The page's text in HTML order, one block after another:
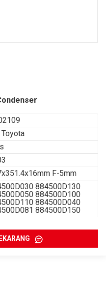
Toyota
F-5mm
884500D130
884500D100
884500D040
884500D150